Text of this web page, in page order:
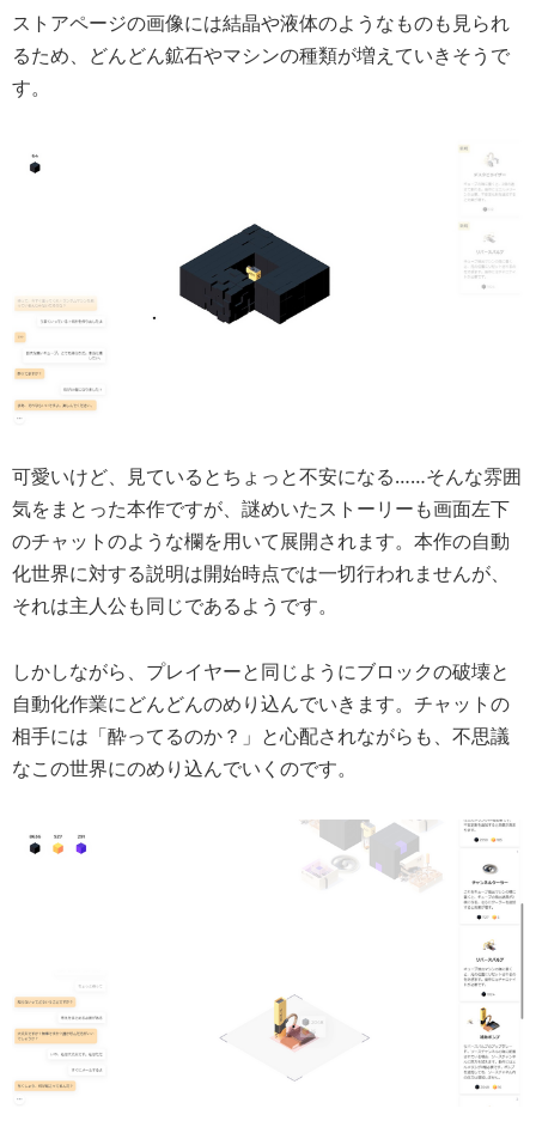
ストアページの画像には結晶や液体のようなものも見られ
るため、どんどん鉱石やマシンの種類が増えていきそうで
す。
可愛いけど、見ているとちょっと不安になる……そんな雰囲
気をまとった本作ですが、謎めいたストーリーも画面左下
のチャットのような欄を用いて展開されます。本作の自動
化世界に対する説明は開始時点では一切行われませんが、
それは主人公も同じであるようです。
しかしながら、プレイヤーと同じようにブロックの破壊と
自動化作業にどんどんのめり込んでいきます。チャットの
相手には「酔ってるのか？」と心配されながらも、不思議
なこの世界にのめり込んでいくのです。